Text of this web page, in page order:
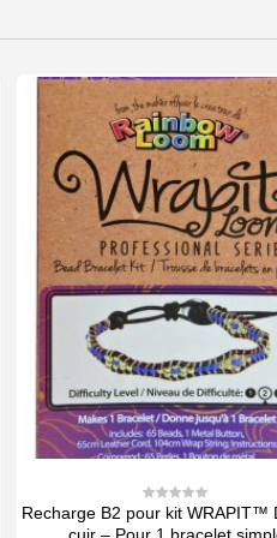
0
Recharge B2 pour kit WRAPIT™